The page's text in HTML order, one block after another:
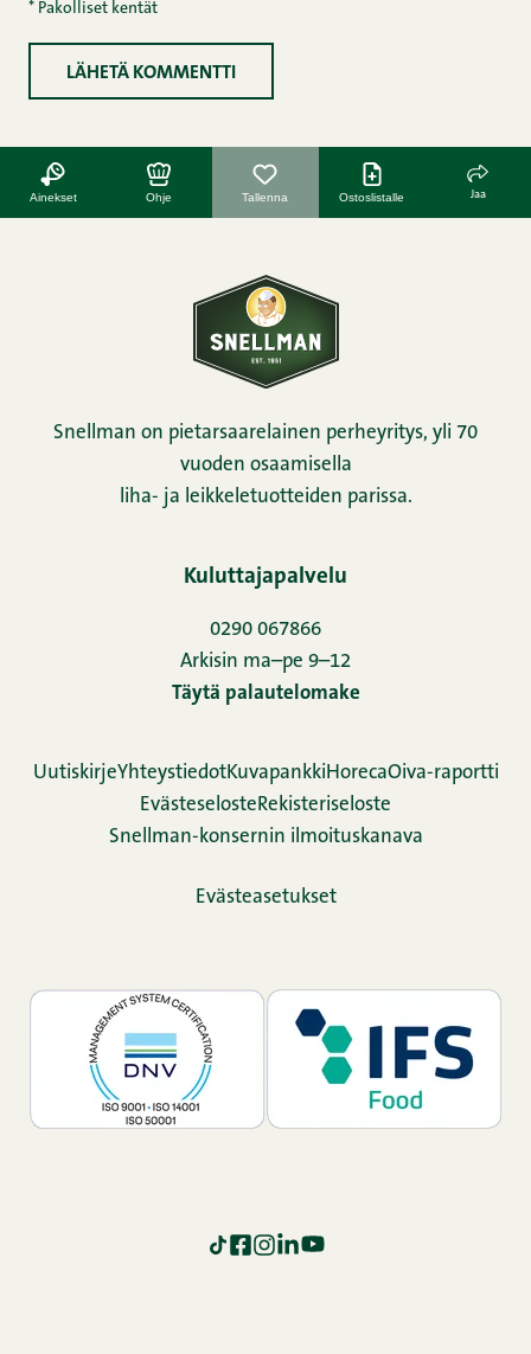
* Pakolliset kentät
Ainekset Ohje Tallenna Ostoslistalle Jaa
Snellman on pietarsaarelainen perheyritys, yli 70
vuoden osaamisella
liha- ja leikkeletuotteiden parissa.
Kuluttajapalvelu
0290 067866
Arkisin ma–pe 9–12
Täytä palautelomake
UutiskirjeYhteystiedotKuvapankki HorecaOiva-raportti
Evästeseloste Rekisteriseloste
Snellman-konsernin ilmoituskanava
Evästeasetukset
TikTok
Facebook
Instagram
LinkedIn
YouTube